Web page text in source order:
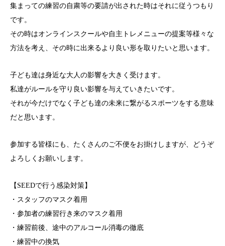
集まっての練習の自粛等の要請が出された時はそれに従うつもり
です。
その時はオンラインスクールや自主トレメニューの提案等様々な
方法を考え、その時に出来るより良い形を取りたいと思います。
子ども達は身近な大人の影響を大きく受けます。
私達がルールを守り良い影響を与えていきたいです。
それが今だけでなく子ども達の未来に繋がるスポーツをする意味
だと思います。
参加する皆様にも、たくさんのご不便をお掛けしますが、どうぞ
よろしくお願いします。
【SEEDで行う感染対策】
・スタッフのマスク着用
・参加者の練習行き来のマスク着用
・練習前後、途中のアルコール消毒の徹底
・練習中の換気